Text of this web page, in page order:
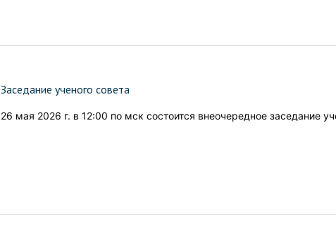
Заседание ученого совета
26 мая 2026 г. в 12:00 по мск состоится внеочередное заседание